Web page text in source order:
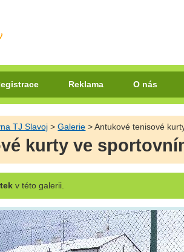
Reklama O nás
TJ Slavoj >Galerie > Antukové tenisové
kurty ve
v této galerii.